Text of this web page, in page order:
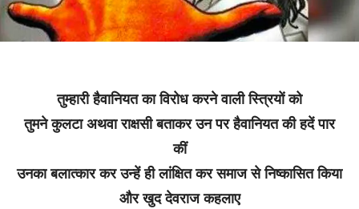
तुम्हारी हैवानियत का विरोध करने वाली स्त्रियों को
तुमने कुलटा अथवा राक्षसी बताकर उन पर हैवानियत की हदें पार
कीं
उनका बलात्कार कर उन्हें ही लांक्षित कर समाज से निष्कासित किया
और खुद देवराज कहलाए